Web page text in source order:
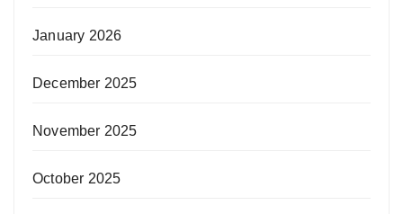
January 2026
December 2025
November 2025
October 2025